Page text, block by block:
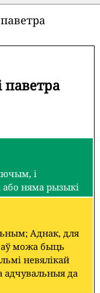
паветра
і
або няма рызыкі
Аднак, для
можа быць
невялікай
адчувальныя да